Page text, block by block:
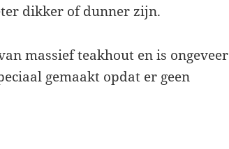
dikker of dunner zijn.
massief teakhout en is ongeveer
gemaakt opdat er geen